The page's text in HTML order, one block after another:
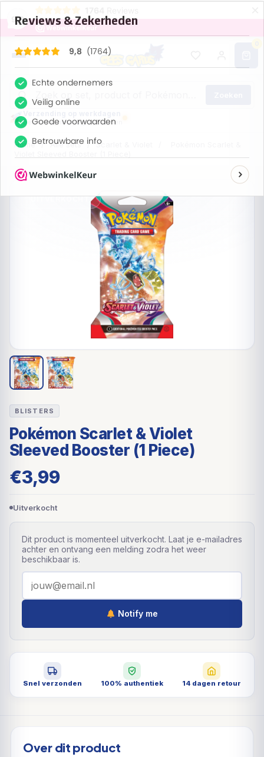
9,8
Bestel nu, maandag verzonden
Home / Alle sets / Scarlet & Violet
UITVERKOCHT
BLISTERS
Pokémon Scarlet & Violet
Sleeved Booster (1 Piece)
€3,99
Uitverkocht
Dit product is momenteel uitverkocht. Laat je e-mailadres
achter en ontvang een melding zodra het weer
beschikbaar is.
Notify me
Snel verzonden 100% authentiek 14 dagen retour
Over dit product